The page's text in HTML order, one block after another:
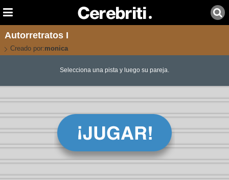
Autorretratos I
Creado por:monica
Selecciona una pista y luego su pareja.